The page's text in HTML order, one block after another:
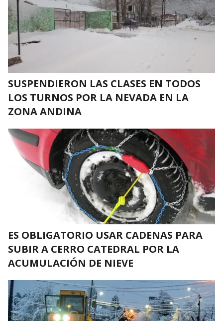
SUSPENDIERON LAS CLASES EN TODOS
LOS TURNOS POR LA NEVADA EN LA
ZONA ANDINA
ES OBLIGATORIO USAR CADENAS PARA
SUBIR A CERRO CATEDRAL POR LA
ACUMULACIÓN DE NIEVE